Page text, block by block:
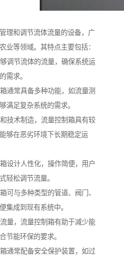
理和调节流体流量的设备，广
业等领域。其特点主要包括：
调节流体的流量，确保系统运
需求。
通常具备多种功能，如流量测
满足复杂系统的需求。
技术制造，流量控制箱具有较
够在恶劣环境下长期稳定运
设计人性化，操作简便，用户
轻松调节流量。
可与多种类型的管道、阀门、
集成到现有系统中。
量，流量控制箱有助于减少能
节能环保的要求。
通常配备安全保护装置，如过